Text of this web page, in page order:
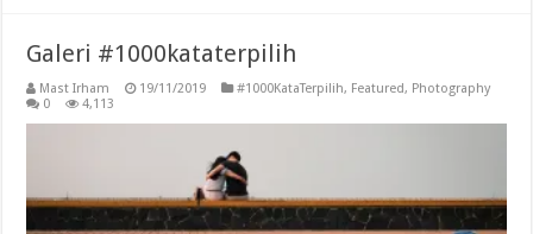
Galeri #1000kataterpilih
Mast Irham 19/11/2019 #1000KataTerpilih, Featured, Photography
0
4,113